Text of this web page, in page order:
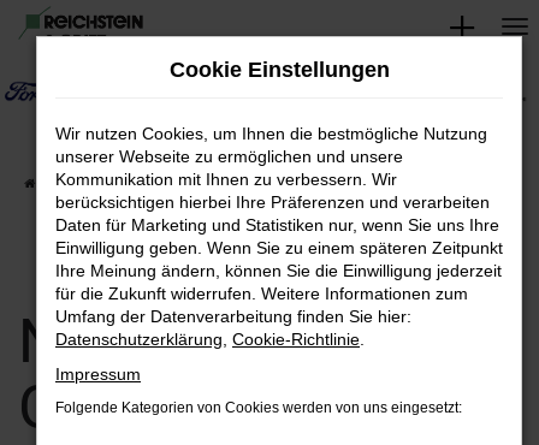
Zum
springen
Startseite Verkauf Fahrzeugsuche
Neuwagen &
Gebrauchtwagen
Cookie Einstellungen
Wir nutzen Cookies, um Ihnen die bestmögliche Nutzung
unserer Webseite zu ermöglichen und unsere
Kommunikation mit Ihnen zu verbessern. Wir
berücksichtigen hierbei Ihre Präferenzen und verarbeiten
Daten für Marketing und Statistiken nur, wenn Sie uns Ihre
Einwilligung geben. Wenn Sie zu einem späteren Zeitpunkt
Ihre Meinung ändern, können Sie die Einwilligung jederzeit
für die Zukunft widerrufen. Weitere Informationen zum
Umfang der Datenverarbeitung finden Sie hier:
Datenschutzerklärung Cookie-Richtlinie
Impressum
Folgende Kategorien von Cookies werden von uns eingesetzt: